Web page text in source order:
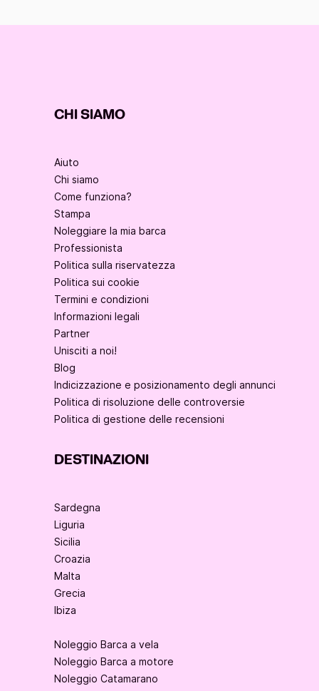
CHI SIAMO
Aiuto
Chi siamo
Come funziona?
Stampa
Noleggiare la mia barca
Professionista
Politica sulla riservatezza
Politica sui cookie
Termini e condizioni
Informazioni legali
Partner
Unisciti a noi!
Blog
Indicizzazione e posizionamento degli annunci
Politica di risoluzione delle controversie
Politica di gestione delle recensioni
DESTINAZIONI
Sardegna
Liguria
Sicilia
Croazia
Malta
Grecia
Ibiza
Noleggio Barca a vela
Noleggio Barca a motore
Noleggio Catamarano